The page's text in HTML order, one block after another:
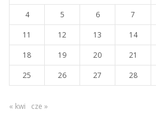
4
5 6 7
11
12 13 14
18
19 20 21
25
26 27 28
« kwi cze »